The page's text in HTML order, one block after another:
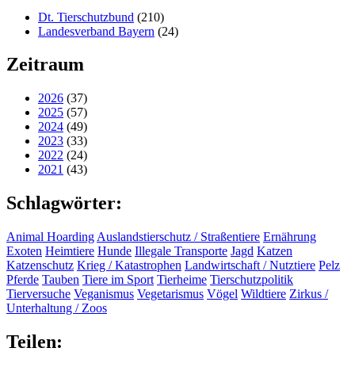
Dt. Tierschutzbund (210)
Landesverband Bayern (24)
Zeitraum
2026 (37)
2025 (57)
2024 (49)
2023 (33)
2022 (24)
2021 (43)
Schlagwörter:
Animal Hoarding Auslandstierschutz / Straßentiere Ernährung
Exoten Heimtiere Hunde Illegale Transporte Jagd Katzen
Katzenschutz Krieg / Katastrophen Landwirtschaft / Nutztiere Pelz
Pferde Tauben Tiere im Sport Tierheime Tierschutzpolitik
Tierversuche Veganismus Vegetarismus Vögel Wildtiere Zirkus /
Unterhaltung / Zoos
Teilen: